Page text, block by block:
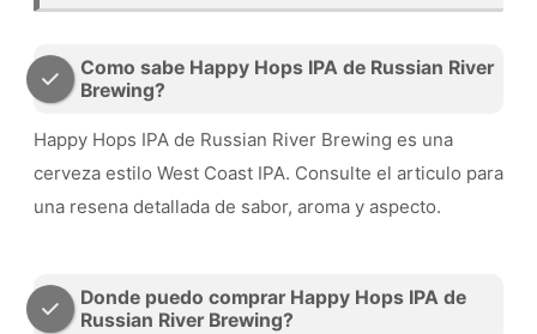
Como sabe Happy Hops IPA de Russian River
Brewing?
Happy Hops IPA de Russian River Brewing es una
cerveza estilo West Coast IPA. Consulte el articulo para
una resena detallada de sabor, aroma y aspecto.
Donde puedo comprar Happy Hops IPA de
Russian River Brewing?